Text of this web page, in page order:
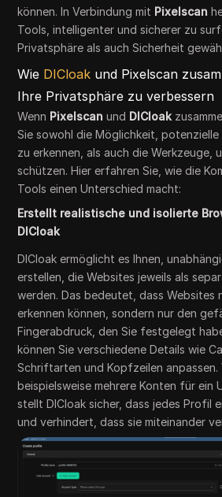
können. In Verbindung mit Pixelscan
Tools, intelligenter und sicherer zu
Privatsphäre als auch Sicherheit
Wie DICloak und Pixelscan
Ihre Privatsphäre zu verbessern
Wenn Pixelscan und DICloak
Sie sowohl die Möglichkeit,
zu erkennen, als auch die Werkzeuge,
schützen. Hier erfahren Sie, wie die
Tools einen Unterschied macht:
Erstellt realistische und isolierte
DICloak
DICloak ermöglicht es Ihnen,
erstellen, die Websites jeweils als
werden. Das bedeutet, dass Websites
erkennen können, sondern nur den
Fingerabdruck, den Sie festgelegt
können Sie verschiedene Details wie
Schriftarten und Kopfzeilen anpassen.
beispielsweise mehrere Konten für ein
stellt DICloak sicher, dass jedes Profil
und verhindert, dass sie miteinander